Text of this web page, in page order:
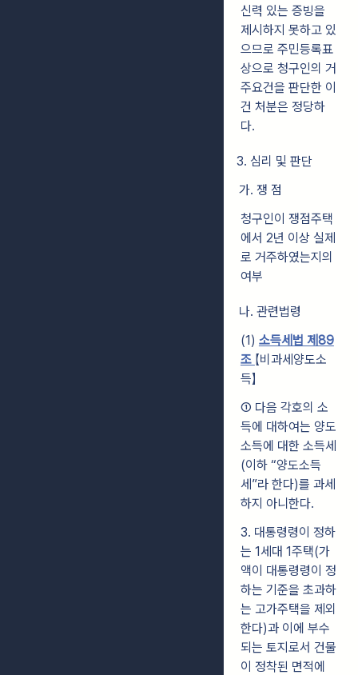
신력 있는 증빙을
제시하지 못하고 있
으므로 주민등록표
상으로 청구인의 거
주요건을 판단한 이
건 처분은 정당하
다.
3. 심리 및 판단
가. 쟁 점
청구인이 쟁점주택
에서 2년 이상 실제
로 거주하였는지의
여부
나. 관련법령
(1) 소득세법 제89
조 【비과세양도소
득】
① 다음 각호의 소
득에 대하여는 양도
소득에 대한 소득세
(이하 “양도소득
세”라 한다)를 과세
하지 아니한다.
3. 대통령령이 정하
는 1세대 1주택(가
액이 대통령령이 정
하는 기준을 초과하
는 고가주택을 제외
한다)과 이에 부수
되는 토지로서 건물
이 정착된 면적에